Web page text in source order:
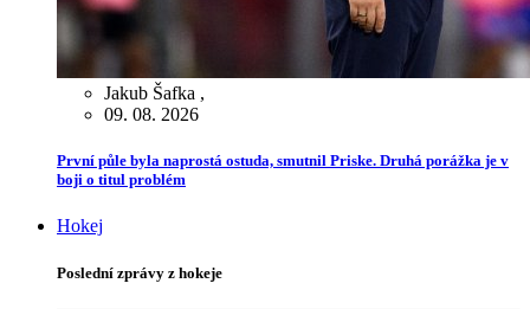
Jakub Šafka ,
09. 08. 2026
První půle byla naprostá ostuda, smutnil Priske. Druhá porážka je v
boji o titul problém
Hokej
Poslední zprávy z hokeje